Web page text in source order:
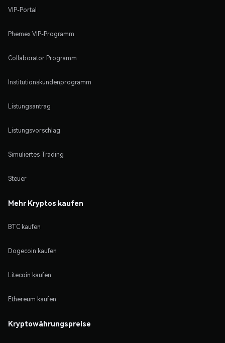
VIP-Portal
Phemex VIP-Programm
Collaborator Programm
Institutionskundenprogramm
Listungsantrag
Listungsvorschlag
Simuliertes Trading
Steuer
Mehr Kryptos kaufen
BTC kaufen
Dogecoin kaufen
Litecoin kaufen
Ethereum kaufen
Kryptowährungspreise